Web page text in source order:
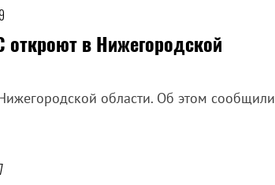
в Нижегородской
области. Об этом сообщили